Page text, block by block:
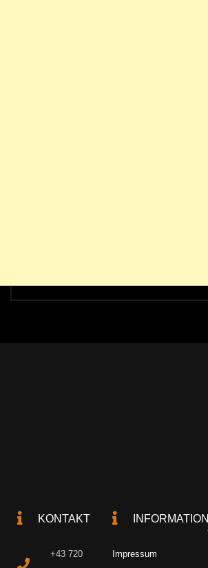
KONTAKT
+43 720
INFORMATION
Impressum